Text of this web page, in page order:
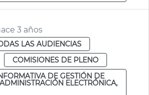
3 años
LAS AUDIENCIAS
COMISIONES DE PLENO
DE GESTIÓN DE
ELECTRÓNICA,